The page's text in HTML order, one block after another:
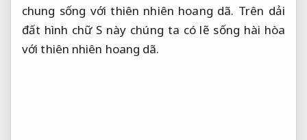
chung sống với thiên nhiên hoang dã. Trên dải
đất hình chữ S này chúng ta có lẽ sống hài hòa
với thiên nhiên hoang dã.